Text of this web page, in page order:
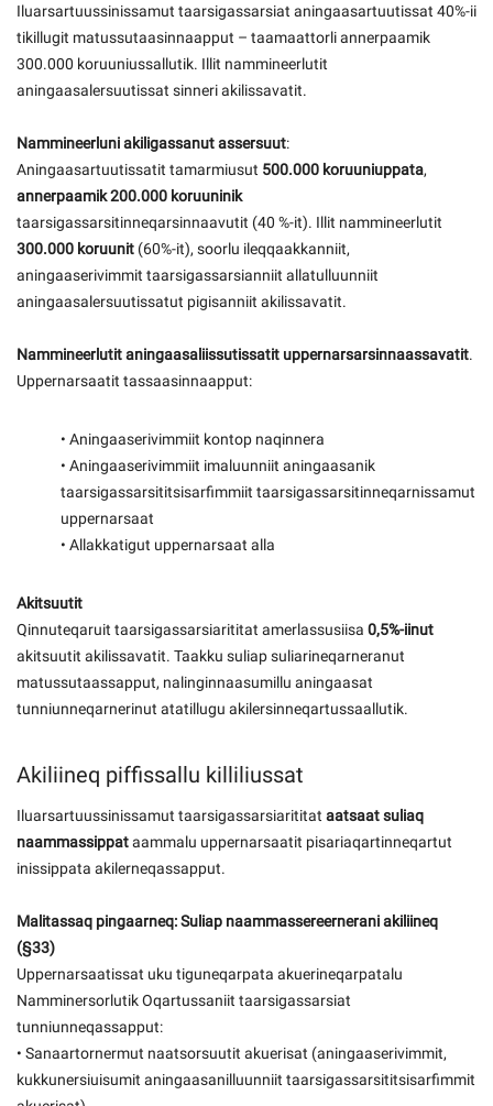
Iluarsartuussinissamut taarsigassarsiat aningaasartuutissat 40%-ii
tikillugit matussutaasinnaapput – taamaattorli annerpaamik
300.000 koruuniussallutik. Illit nammineerlutit
aningaasalersuutissat sinneri akilissavatit.
Nammineerluni akiligassanut assersuut:
Aningaasartuutissatit tamarmiusut 500.000 koruuniuppata,
annerpaamik 200.000 koruuninik
taarsigassarsitinneqarsinnaavutit (40 %-it). Illit nammineerlutit
300.000 koruunit (60%-it), soorlu ileqqaakkanniit,
aningaaserivimmit taarsigassarsianniit allatulluunniit
aningaasalersuutissatut pigisanniit akilissavatit.
Nammineerlutit aningaasaliissutissatit uppernarsarsinnaassavatit.
Uppernarsaatit tassaasinnaapput:
• Aningaaserivimmiit kontop naqinnera
• Aningaaserivimmiit imaluunniit aningaasanik
taarsigassarsititsisarfimmiit taarsigassarsitinneqarnissamut
uppernarsaat
• Allakkatigut uppernarsaat alla
Akitsuutit
Qinnuteqaruit taarsigassarsiarititat amerlassusiisa 0,5%-iinut
akitsuutit akilissavatit. Taakku suliap suliarineqarneranut
matussutaassapput, nalinginnaasumillu aningaasat
tunniunneqarnerinut atatillugu akilersinneqartussaallutik.
Akiliineq piffissallu killiliussat
Iluarsartuussinissamut taarsigassarsiarititat aatsaat suliaq
naammassippataammalu uppernarsaatit pisariaqartinneqartut
inissippata akilerneqassapput.
Malitassaq pingaarneq: Suliap naammassereernerani akiliineq
(§33)
Uppernarsaatissat uku tiguneqarpata akuerineqarpatalu
Namminersorlutik Oqartussaniit taarsigassarsiat
tunniunneqassapput:
• Sanaartornermut naatsorsuutit akuerisat (aningaaserivimmit,
kukkunersiuisumit aningaasanilluunniit taarsigassarsititsisarfimmit